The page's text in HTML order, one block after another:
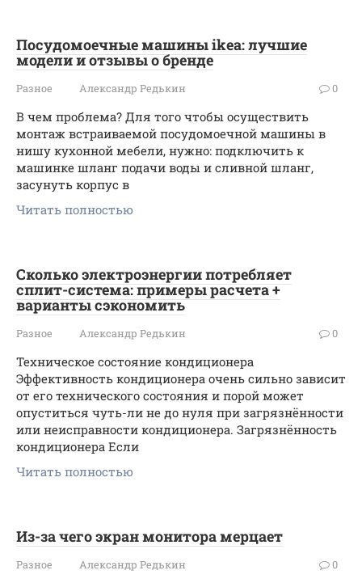
Посудомоечные машины ikea: лучшие
модели и отзывы о бренде
Разное Александр Редькин 0
В чем проблема? Для того чтобы осуществить
монтаж встраиваемой посудомоечной машины в
нишу кухонной мебели, нужно: подключить к
машинке шланг подачи воды и сливной шланг,
засунуть корпус в
Читать полностью
Сколько электроэнергии потребляет
сплит-система: примеры расчета +
варианты сэкономить
Разное Александр Редькин 0
Техническое состояние кондиционера
Эффективность кондиционера очень сильно зависит
от его технического состояния и порой может
опуститься чуть-ли не до нуля при загрязнённости
или неисправности кондиционера. Загрязнённость
кондиционера Если
Читать полностью
Из-за чего экран монитора мерцает
Разное Александр Редькин 0